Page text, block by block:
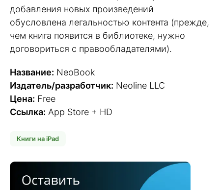
добавления новых произведений
обусловлена легальностью контента (прежде,
чем книга появится в библиотеке, нужно
договориться с правообладателями).
Название: NeoBook
Издатель/разработчик: Neoline LLC
Цена: Free
Ссылка: App Store + HD
Книги на iPad